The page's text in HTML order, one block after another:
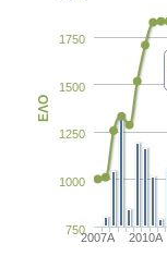
2007A 2010A
750
1000
1250
1500
1750
ΕΛΟ